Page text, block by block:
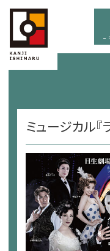
menu
ミュージカル『